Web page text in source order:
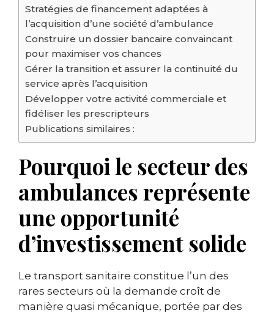
Stratégies de financement adaptées à
l’acquisition d’une société d’ambulance
Construire un dossier bancaire convaincant
pour maximiser vos chances
Gérer la transition et assurer la continuité du
service après l’acquisition
Développer votre activité commerciale et
fidéliser les prescripteurs
Publications similaires :
Pourquoi le secteur des
ambulances représente
une opportunité
d’investissement solide
Le transport sanitaire constitue l’un des
rares secteurs où la demande croît de
manière quasi mécanique, portée par des